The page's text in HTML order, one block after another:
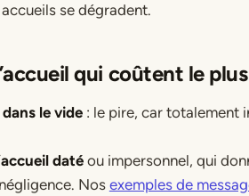
se dégradent.
qui coûtent le
le vide: le pire, car totalement
datéou impersonnel, qui
Nos exemples de